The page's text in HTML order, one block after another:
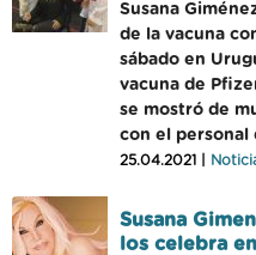
Susana
de la vacuna
sábado en
vacuna de
se mostró de
con el personal
25.04.2021 |
Susana
los celebra